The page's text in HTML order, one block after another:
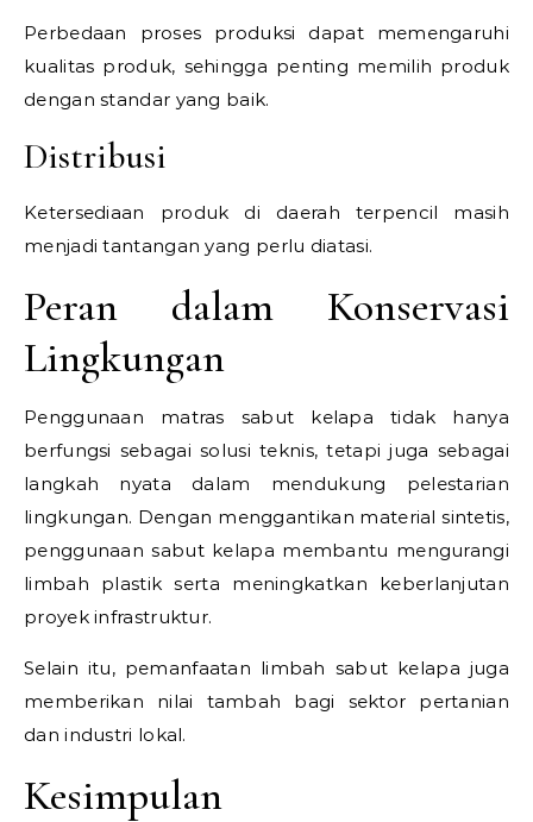
Perbedaan proses produksi dapat memengaruhi
kualitas produk, sehingga penting memilih produk
dengan standar yang baik.
Distribusi
Ketersediaan produk di daerah terpencil masih
menjadi tantangan yang perlu diatasi.
Peran dalam Konservasi
Lingkungan
Penggunaan matras sabut kelapa tidak hanya
berfungsi sebagai solusi teknis, tetapi juga sebagai
langkah nyata dalam mendukung pelestarian
lingkungan. Dengan menggantikan material sintetis,
penggunaan sabut kelapa membantu mengurangi
limbah plastik serta meningkatkan keberlanjutan
proyek infrastruktur.
Selain itu, pemanfaatan limbah sabut kelapa juga
memberikan nilai tambah bagi sektor pertanian
dan industri lokal.
Kesimpulan